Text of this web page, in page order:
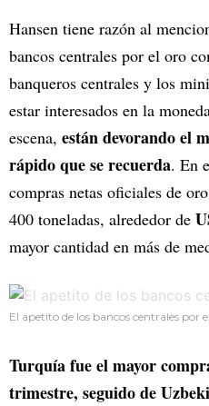
Hansen tiene razón al
bancos centrales por el oro
banqueros centrales y los
estar interesados en la
escena, están devorando el
rápido que se recuerda. En
compras netas oficiales de
400 toneladas, alrededor de
mayor cantidad en más de
El apetito de los bancos centrales por
Turquía fue el mayor
trimestre, seguido de